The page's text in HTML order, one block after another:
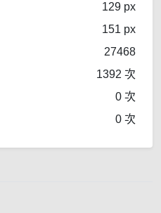
129 px
151 px
27468
1392 次
0 次
0 次